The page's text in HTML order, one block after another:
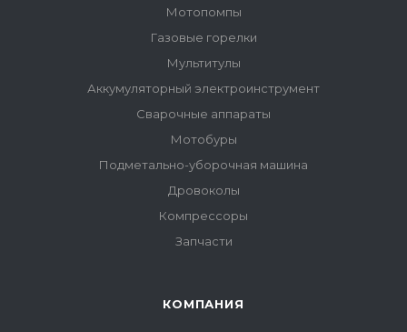
Мотопомпы
Газовые горелки
Мультитулы
Аккумуляторный электроинструмент
Сварочные аппараты
Мотобуры
Подметально-уборочная машина
Дровоколы
Компрессоры
Запчасти
КОМПАНИЯ